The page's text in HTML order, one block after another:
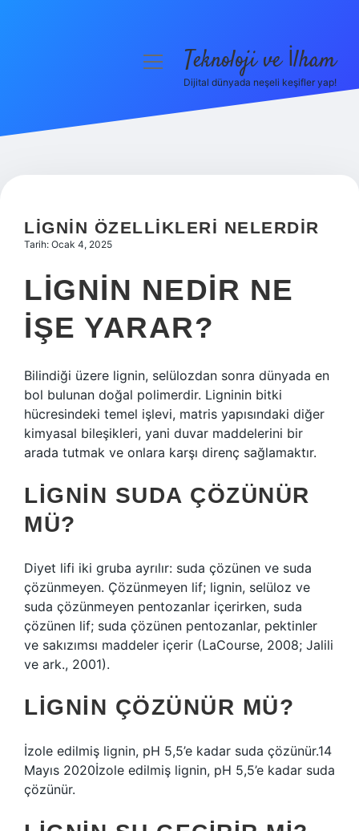
Hakkımızda
menüyüTeknoloji ve İlham
Dijital dünyada neşeli keşifler yap!
LIGNIN ÖZELLIKLERI NELERDIR
Tarih: Ocak 4, 2025
LIGNIN NEDIR NE
IŞE YARAR?
Bilindiği üzere lignin, selülozdan sonra dünyada en
bol bulunan doğal polimerdir. Ligninin bitki
hücresindeki temel işlevi, matris yapısındaki diğer
kimyasal bileşikleri, yani duvar maddelerini bir
arada tutmak ve onlara karşı direnç sağlamaktır.
LIGNIN SUDA ÇÖZÜNÜR
MÜ?
Diyet lifi iki gruba ayrılır: suda çözünen ve suda
çözünmeyen. Çözünmeyen lif; lignin, selüloz ve
suda çözünmeyen pentozanlar içerirken, suda
çözünen lif; suda çözünen pentozanlar, pektinler
ve sakızımsı maddeler içerir (LaCourse, 2008; Jalili
ve ark., 2001).
LIGNIN ÇÖZÜNÜR MÜ?
İzole edilmiş lignin, pH 5,5’e kadar suda çözünür.14
Mayıs 2020İzole edilmiş lignin, pH 5,5’e kadar suda
çözünür.